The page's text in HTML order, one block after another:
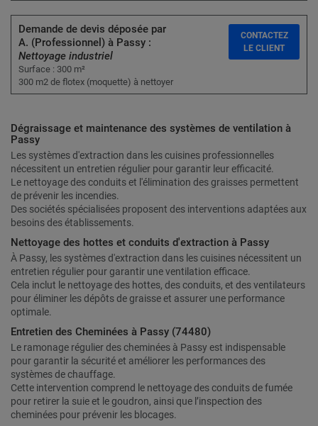
Demande de devis déposée par
A. (Professionnel) à Passy :
Nettoyage industriel
Surface : 300 m²
300 m2 de flotex (moquette) à nettoyer
CONTACTEZ
LE CLIENT
Dégraissage et maintenance des systèmes de ventilation à
Passy
Les systèmes d'extraction dans les cuisines professionnelles
nécessitent un entretien régulier pour garantir leur efficacité.
Le nettoyage des conduits et l'élimination des graisses permettent
de prévenir les incendies.
Des sociétés spécialisées proposent des interventions adaptées aux
besoins des établissements.
Nettoyage des hottes et conduits d'extraction à Passy
À Passy, les systèmes d'extraction dans les cuisines nécessitent un
entretien régulier pour garantir une ventilation efficace.
Cela inclut le nettoyage des hottes, des conduits, et des ventilateurs
pour éliminer les dépôts de graisse et assurer une performance
optimale.
Entretien des Cheminées à Passy (74480)
Le ramonage régulier des cheminées à Passy est indispensable
pour garantir la sécurité et améliorer les performances des
systèmes de chauffage.
Cette intervention comprend le nettoyage des conduits de fumée
pour retirer la suie et le goudron, ainsi que l’inspection des
cheminées pour prévenir les blocages.